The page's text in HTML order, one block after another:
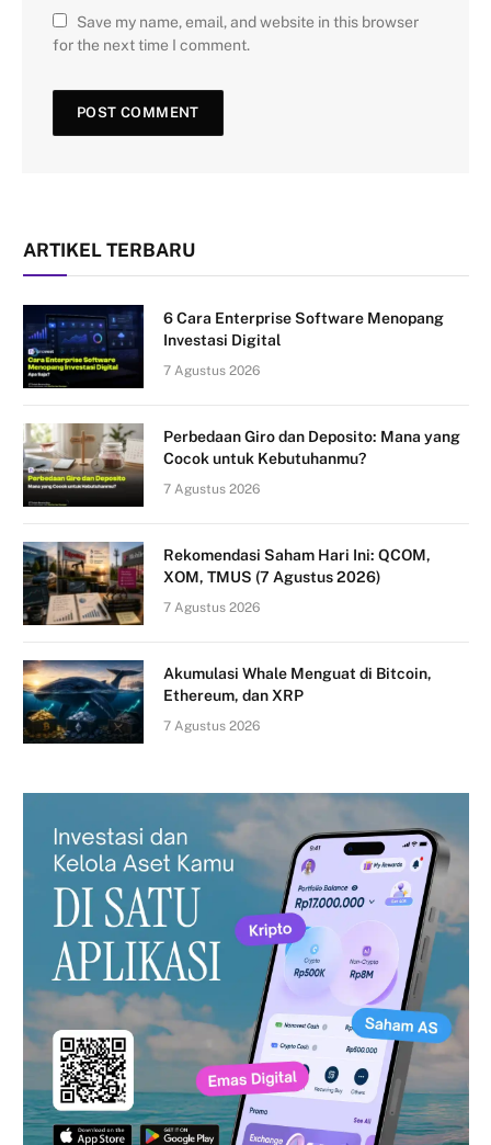
Save my name, email, and website in this browser
for the next time I comment.
ARTIKEL TERBARU
6 Cara Enterprise Software Menopang
Investasi Digital
7 Agustus 2026
Perbedaan Giro dan Deposito: Mana yang
Cocok untuk Kebutuhanmu?
7 Agustus 2026
Rekomendasi Saham Hari Ini: QCOM,
XOM, TMUS (7 Agustus 2026)
7 Agustus 2026
Akumulasi Whale Menguat di Bitcoin,
Ethereum, dan XRP
7 Agustus 2026